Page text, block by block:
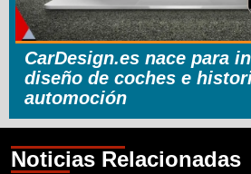
CarDesign.es nace para
diseño de coches e
automoción
Noticias Relacionadas